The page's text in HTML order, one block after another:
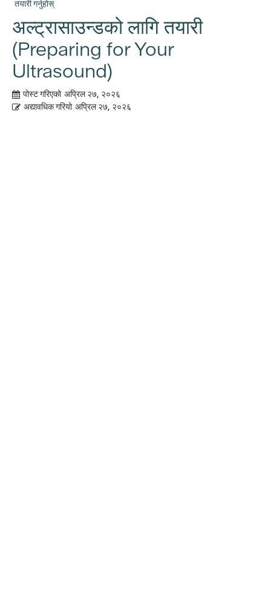
तयारी गर्नुहोस्
अल्ट्रासाउन्डको लागि तयारी
(Preparing for Your
Ultrasound)
पोस्ट गरिएको अप्रिल २७, २०२६
अद्यावधिक गरियो अप्रिल २७, २०२६